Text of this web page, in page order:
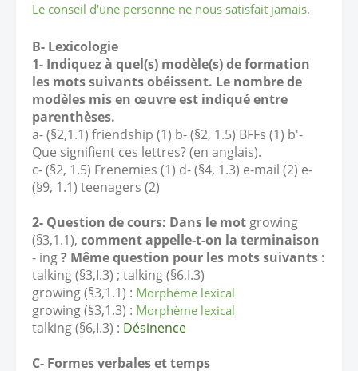
Le conseil d'une personne ne nous satisfait jamais.
B- Lexicologie
1- Indiquez à quel(s) modèle(s) de formation
les mots suivants obéissent. Le nombre de
modèles mis en œuvre est indiqué entre
parenthèses.
a- (§2,1.1) friendship (1) b- (§2, 1.5) BFFs (1) b'-
Que signifient ces lettres? (en anglais).
c- (§2, 1.5) Frenemies (1) d- (§4, 1.3) e-mail (2) e-
(§9, 1.1) teenagers (2)
2- Question de cours: Dans le mot growing
(§3,1.1), comment appelle-t-on la terminaison
- ing? Même question pour les mots suivants :
talking (§3,I.3) ; talking (§6,I.3)
growing (§3,1.1) : Morphème lexical
growing (§3,1.3) : Morphème lexical
talking (§6,I.3) : Désinence
C- Formes verbales et temps